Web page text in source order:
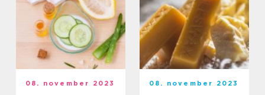
08. november 2023 08. november 2023